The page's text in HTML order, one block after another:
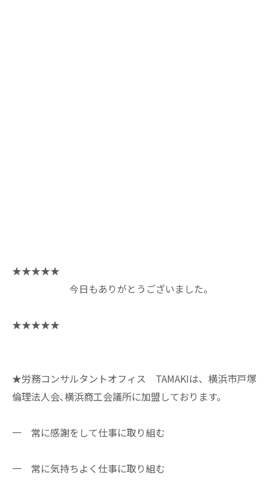
★★★★★
今日もありがとうございました。
★★★★★
★労務コンサルタントオフィス TAMAKIは、横浜市戸塚
倫理法人会､横浜商工会議所に加盟しております。
一 常に感謝をして仕事に取り組む
一 常に気持ちよく仕事に取り組む